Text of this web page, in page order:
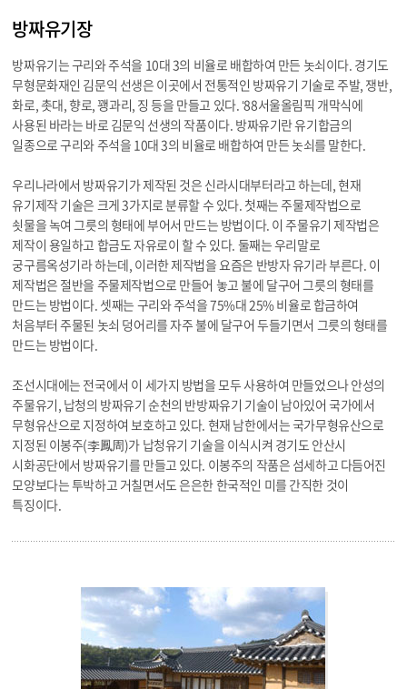
방짜유기장
방짜유기는 구리와 주석을 10대 3의 비율로 배합하여 만든 놋쇠이다. 경기도
무형문화재인 김문익 선생은 이곳에서 전통적인 방짜유기 기술로 주발, 쟁반,
화로, 촛대, 향로, 꽹과리, 징 등을 만들고 있다. ‘88서울올림픽 개막식에
사용된 바라는 바로 김문익 선생의 작품이다. 방짜유기란 유기합금의
일종으로 구리와 주석을 10대 3의 비율로 배합하여 만든 놋쇠를 말한다.
우리나라에서 방짜유기가 제작된 것은 신라시대부터라고 하는데, 현재
유기제작 기술은 크게 3가지로 분류할 수 있다. 첫째는 주물제작법으로
쇳물을 녹여 그릇의 형태에 부어서 만드는 방법이다. 이 주물유기 제작법은
제작이 용일하고 합금도 자유로이 할 수 있다. 둘째는 우리말로
궁구름옥성기라 하는데, 이러한 제작법을 요즘은 반방자 유기라 부른다. 이
제작법은 절반을 주물제작법으로 만들어 놓고 불에 달구어 그릇의 형태를
만드는 방법이다. 셋째는 구리와 주석을 75%대 25% 비율로 합금하여
처음부터 주물된 놋쇠 덩어리를 자주 불에 달구어 두들기면서 그릇의 형태를
만드는 방법이다.
조선시대에는 전국에서 이 세가지 방법을 모두 사용하여 만들었으나 안성의
주물유기, 납청의 방짜유기 순천의 반방짜유기 기술이 남아있어 국가에서
무형유산으로 지정하여 보호하고 있다. 현재 남한에서는 국가무형유산으로
지정된 이봉주(李鳳周)가 납청유기 기술을 이식시켜 경기도 안산시
시화공단에서 방짜유기를 만들고 있다. 이봉주의 작품은 섬세하고 다듬어진
모양보다는 투박하고 거칠면서도 은은한 한국적인 미를 간직한 것이
특징이다.